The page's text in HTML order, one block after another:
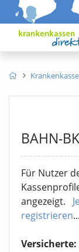
BAHN-
Für Nutzer
angezeigt.
registrieren...
Versicherte: